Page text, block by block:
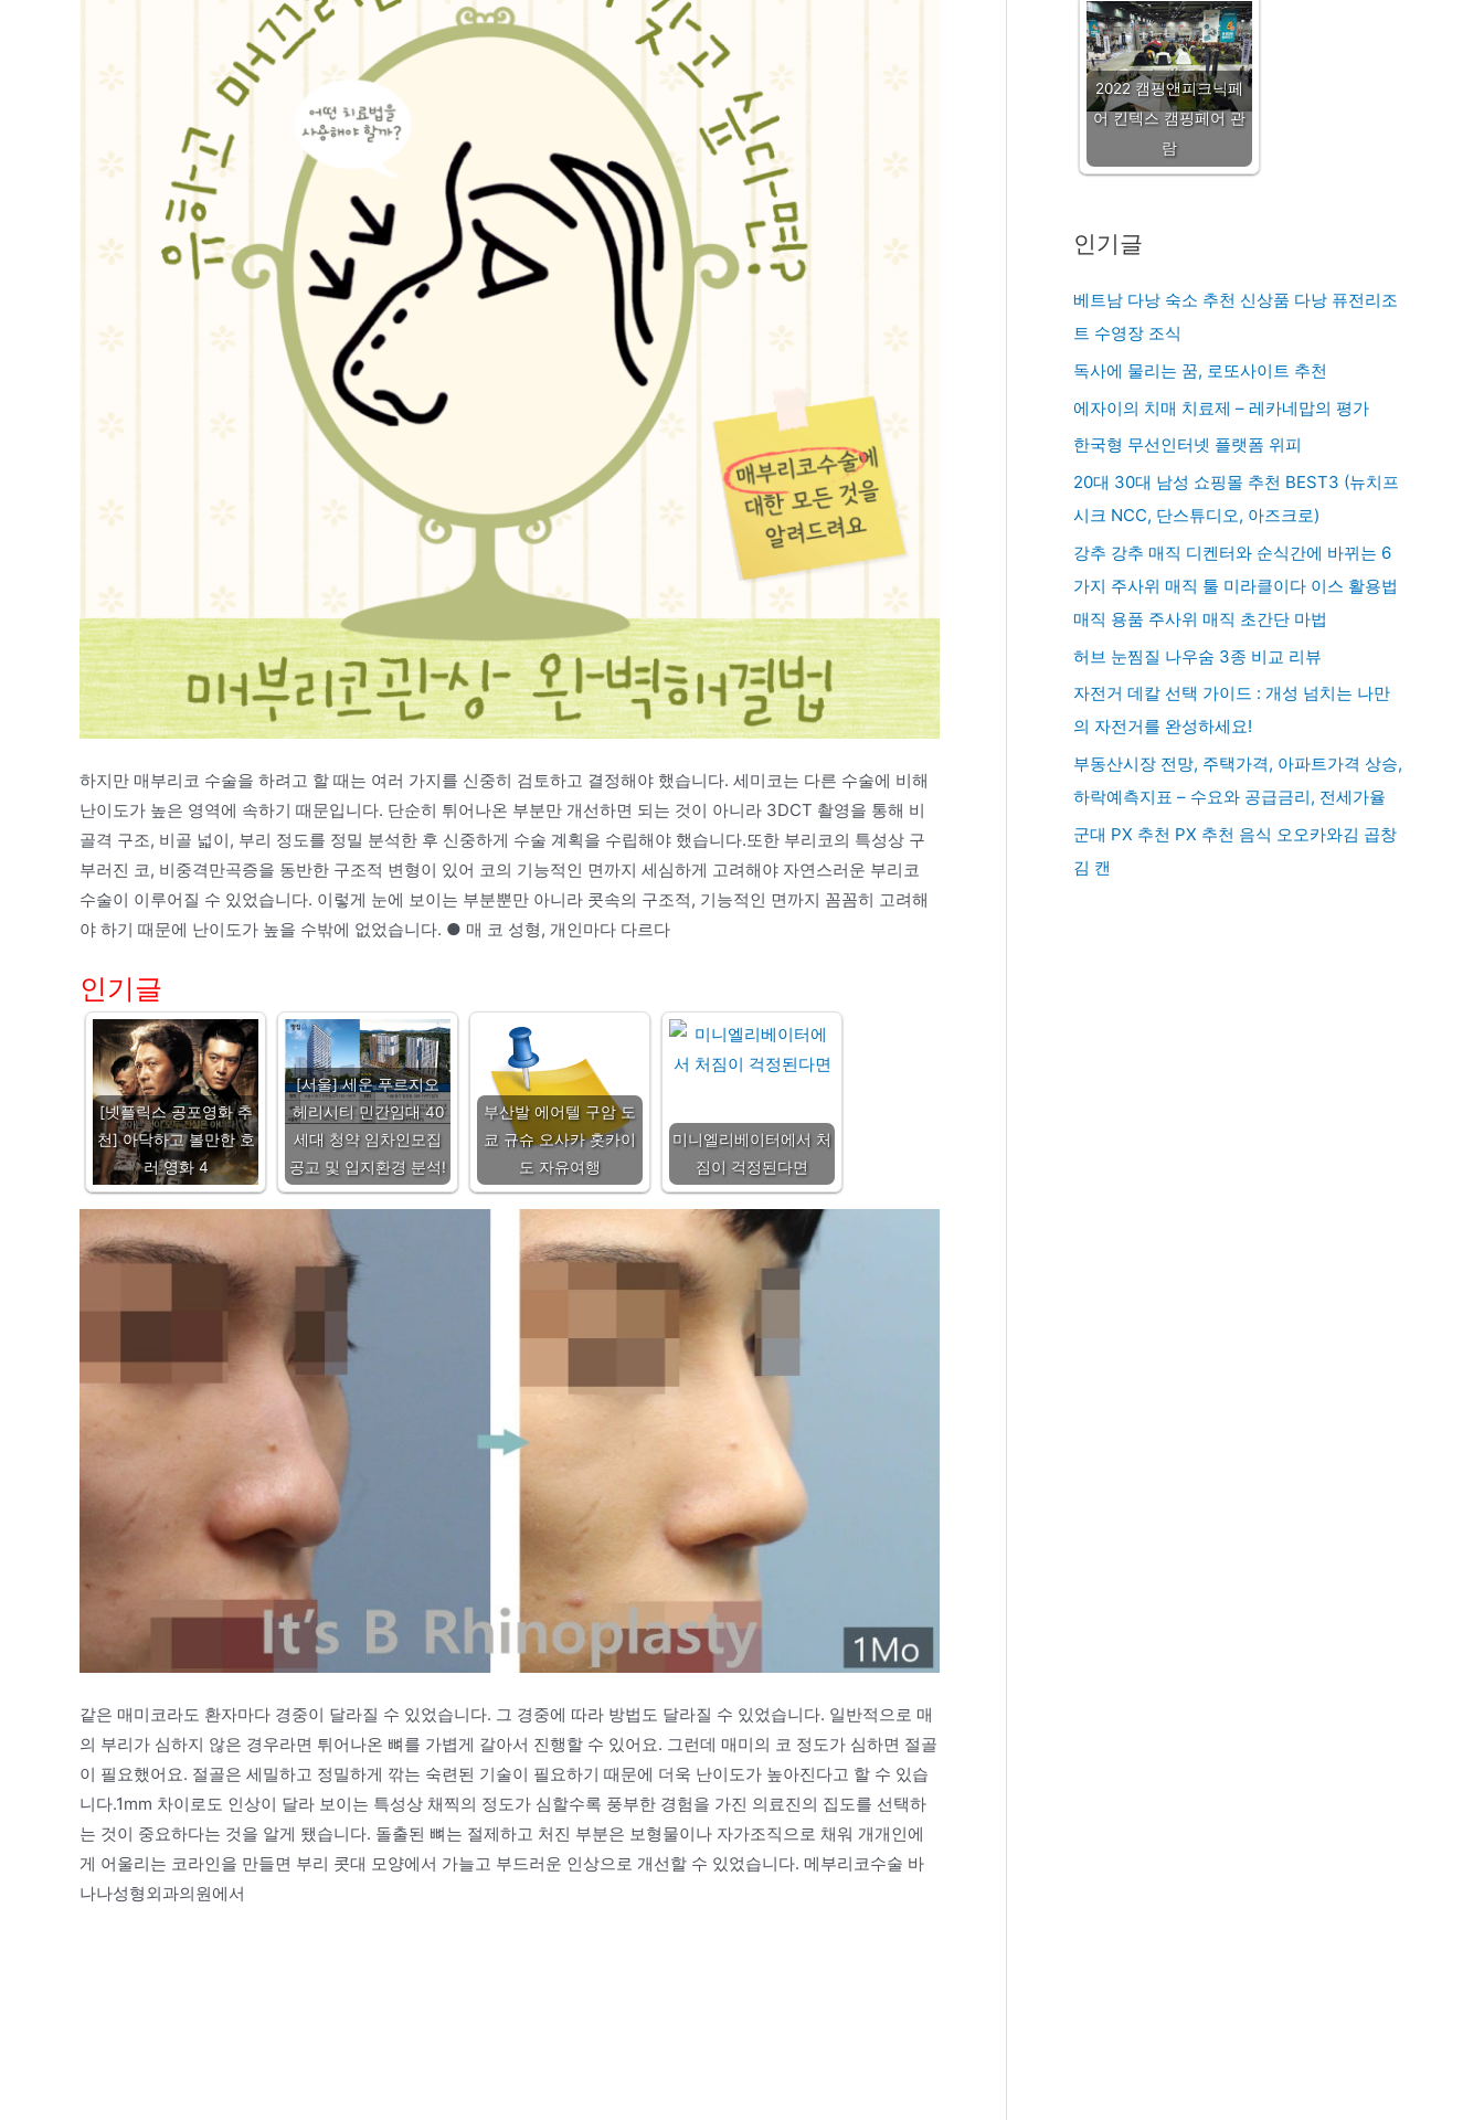
하지만 매부리코 수술을 하려고 할 때는 여러 가지를 신중히 검토하고 결정해야 했습니다. 세미코는 다른 수술에 비해
난이도가 높은 영역에 속하기 때문입니다. 단순히 튀어나온 부분만 개선하면 되는 것이 아니라 3DCT 촬영을 통해 비
골격 구조, 비골 넓이, 부리 정도를 정밀 분석한 후 신중하게 수술 계획을 수립해야 했습니다.또한 부리코의 특성상 구
부러진 코, 비중격만곡증을 동반한 구조적 변형이 있어 코의 기능적인 면까지 세심하게 고려해야 자연스러운 부리코
수술이 이루어질 수 있었습니다. 이렇게 눈에 보이는 부분뿐만 아니라 콧속의 구조적, 기능적인 면까지 꼼꼼히 고려해
야 하기 때문에 난이도가 높을 수밖에 없었습니다. ● 매 코 성형, 개인마다 다르다
인기글
[넷플릭스 공포영화 추
천] 아닥하고 볼만한 호
러 영화 4
[서울] 세운 푸르지오
헤리시티 민간임대 40
세대 청약 임차인모집
공고 및 입지환경 분석!
부산발 에어텔 구암 도
쿄 규슈 오사카 홋카이
도 자유여행
미니엘리베이터에서 처
짐이 걱정된다면
같은 매미코라도 환자마다 경중이 달라질 수 있었습니다. 그 경중에 따라 방법도 달라질 수 있었습니다. 일반적으로 매
의 부리가 심하지 않은 경우라면 튀어나온 뼈를 가볍게 갈아서 진행할 수 있어요. 그런데 매미의 코 정도가 심하면 절골
이 필요했어요. 절골은 세밀하고 정밀하게 깎는 숙련된 기술이 필요하기 때문에 더욱 난이도가 높아진다고 할 수 있습
니다.1mm 차이로도 인상이 달라 보이는 특성상 채찍의 정도가 심할수록 풍부한 경험을 가진 의료진의 집도를 선택하
는 것이 중요하다는 것을 알게 됐습니다. 돌출된 뼈는 절제하고 처진 부분은 보형물이나 자가조직으로 채워 개개인에
게 어울리는 코라인을 만들면 부리 콧대 모양에서 가늘고 부드러운 인상으로 개선할 수 있었습니다. 메부리코수술 바
나나성형외과의원에서
2022 캠핑앤피크닉페
어 킨텍스 캠핑페어 관
람
인기글
베트남 다낭 숙소 추천 신상품 다낭 퓨전리조
트 수영장 조식
독사에 물리는 꿈, 로또사이트 추천
에자이의 치매 치료제 – 레카네맙의 평가
한국형 무선인터넷 플랫폼 위피
20대 30대 남성 쇼핑몰 추천 BEST3 (뉴치프
시크 NCC, 단스튜디오, 아즈크로)
강추 강추 매직 디켄터와 순식간에 바뀌는 6
가지 주사위 매직 툴 미라클이다 이스 활용법
매직 용품 주사위 매직 초간단 마법
허브 눈찜질 나우숨 3종 비교 리뷰
자전거 데칼 선택 가이드 : 개성 넘치는 나만
의 자전거를 완성하세요!
부동산시장 전망, 주택가격, 아파트가격 상승,
하락예측지표 – 수요와 공급금리, 전세가율
군대 PX 추천 PX 추천 음식 오오카와김 곱창
김 캔